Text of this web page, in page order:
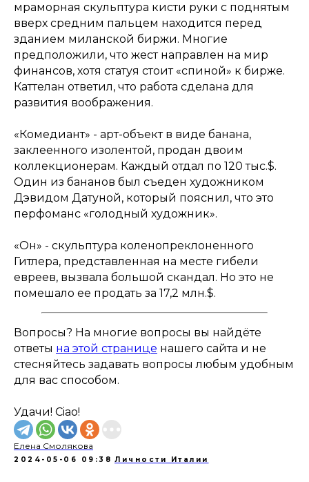
мраморная скульптура кисти руки с поднятым
вверх средним пальцем находится перед
зданием миланской биржи. Многие
предположили, что жест направлен на мир
финансов, хотя статуя стоит «спиной» к бирже.
Каттелан ответил, что работа сделана для
развития воображения.
«Комедиант» - арт-объект в виде банана,
заклеенного изолентой, продан двоим
коллекционерам. Каждый отдал по 120 тыс.$.
Один из бананов был съеден художником
Дэвидом Датуной, который пояснил, что это
перфоманс «голодный художник».
«Он» - скульптура коленопреклоненного
Гитлера, представленная на месте гибели
евреев, вызвала большой скандал. Но это не
помешало ее продать за 17,2 млн.$.
Вопросы? На многие вопросы вы найдёте
ответы на этой странице нашего сайта и не
стесняйтесь задавать вопросы любым удобным
для вас способом.
Удачи! Ciao!
Елена Смолякова
2024-05-06 09:38 Личности Италии